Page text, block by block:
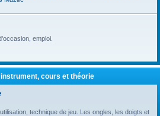
emploi.
instrument, cours et théorie
technique de jeu. Les ongles, les doigts et